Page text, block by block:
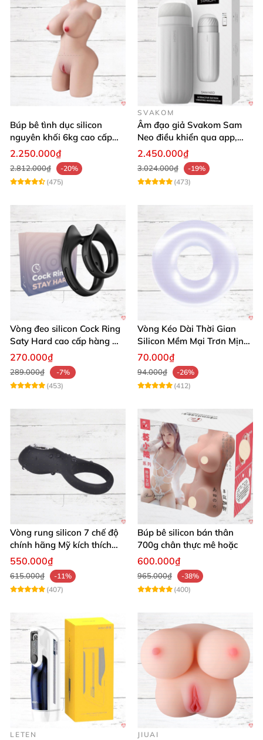
Búp bê tình dục silicon
nguyên khối 6kg cao cấp
giá rẻ mềm mại
2.250.000₫
2.812.000₫
-20%
(475)
SVAKOM
Âm đạo giả Svakom Sam
Neo điều khiển qua app,
webcam tương tác, trải
nghiệm thực tế
2.450.000₫
3.024.000₫
-19%
(473)
Vòng đeo silicon Cock Ring
Saty Hard cao cấp hàng Mỹ
chất lượng
270.000₫
289.000₫
-7%
(453)
Vòng Kéo Dài Thời Gian
Silicon Mềm Mại Trơn Mịn
Tăng Khoái Cảm
70.000₫
94.000₫
-26%
(412)
Vòng rung silicon 7 chế độ
chính hãng Mỹ kích thích
cực đỉnh
550.000₫
615.000₫
-11%
(407)
Búp bê silicon bán thân
700g chân thực mê hoặc
600.000₫
965.000₫
-38%
(400)
LETEN JIUAI